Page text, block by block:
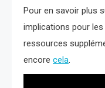
Pour en savoir plus
implications pour
ressources
encore cela.